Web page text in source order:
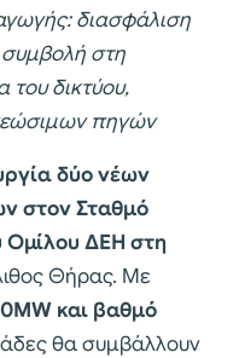
διασφάλιση
συμβολή στη
του δικτύου,
πηγών
δύο νέων
στον Σταθμό
Ομίλου ΔΕΗ στη
Θήρας. Με
και βαθμό
θα συμβάλλουν